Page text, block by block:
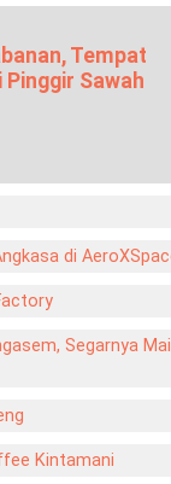
Tempat
Sawah
di
Segarnya
Kintamani